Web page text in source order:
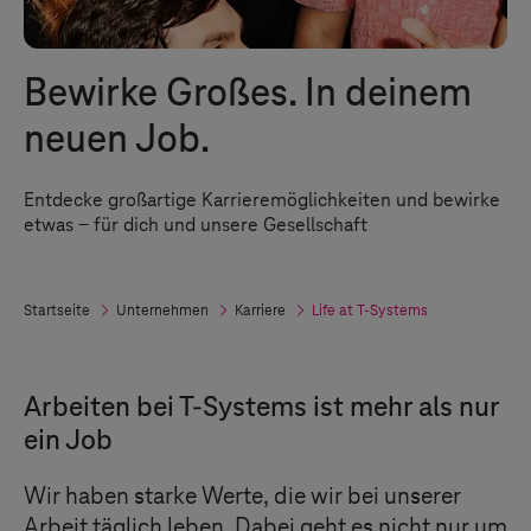
Bewirke Großes. In deinem
neuen Job.
Entdecke großartige Karrieremöglichkeiten und bewirke
etwas ­‒ für dich und unsere Gesellschaft
Startseite Unternehmen Karriere Life at T-Systems
Arbeiten bei T-Systems ist mehr als nur
ein Job
Wir haben starke Werte, die wir bei unserer